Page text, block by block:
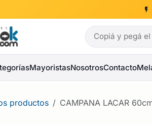
MayoristasNosotrosContacto
productos CAMPANA LACAR